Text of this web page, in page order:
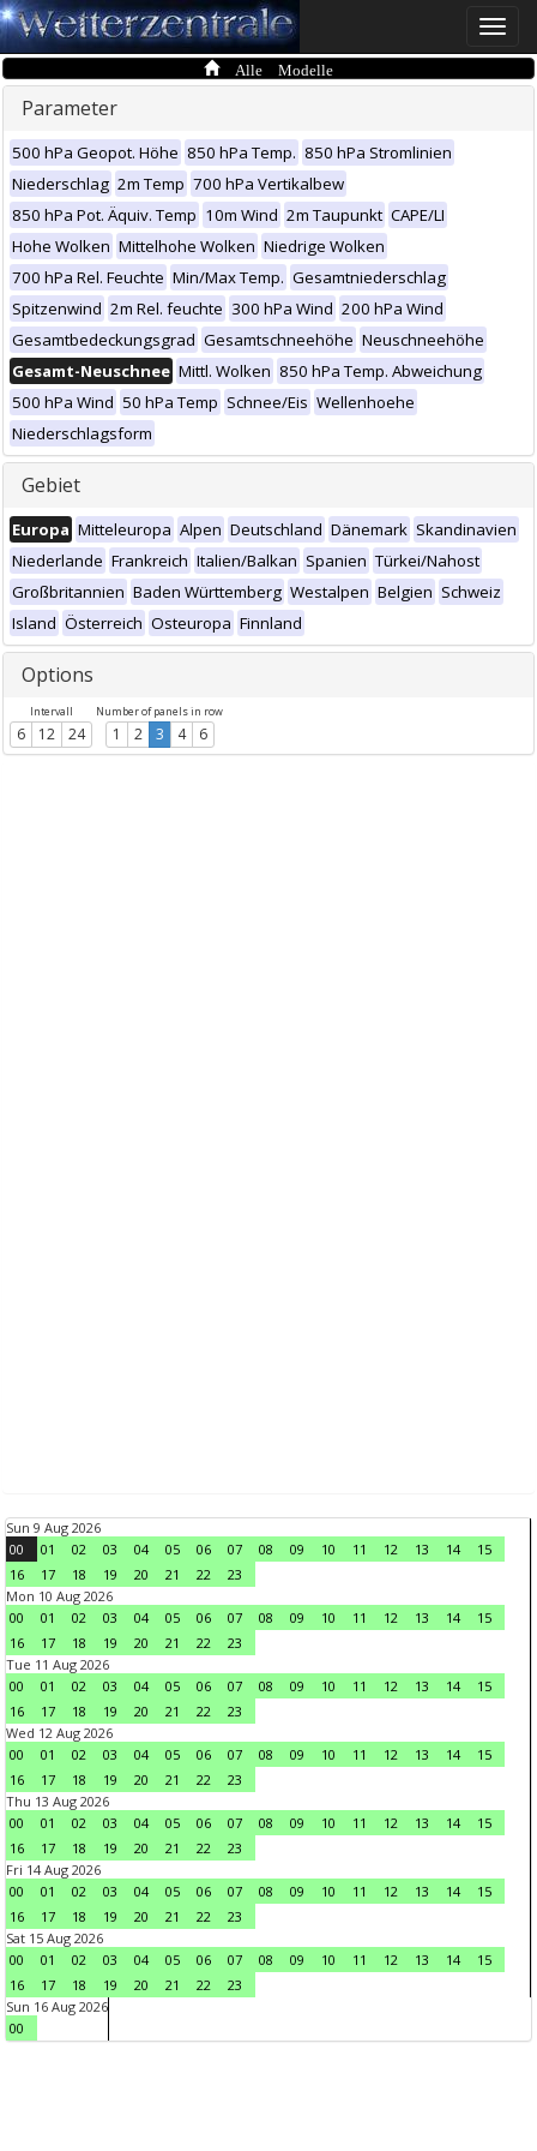
Toggle
Alle Modelle
Parameter
500 hPa Geopot. Höhe 850 hPa Temp. 850 hPa Stromlinien
Niederschlag 2m Temp 700 hPa Vertikalbew
850 hPa Pot. Äquiv. Temp 10m Wind 2m Taupunkt CAPE/LI
Hohe Wolken Mittelhohe Wolken Niedrige Wolken
700 hPa Rel. Feuchte Min/Max Temp. Gesamtniederschlag
Spitzenwind 2m Rel. feuchte 300 hPa Wind 200 hPa Wind
Gesamtbedeckungsgrad Gesamtschneehöhe Neuschneehöhe
Gesamt-Neuschnee Mittl. Wolken 850 hPa Temp. Abweichung
500 hPa Wind 50 hPa Temp Schnee/Eis Wellenhoehe
Niederschlagsform
Gebiet
Europa Mitteleuropa Alpen Deutschland Dänemark Skandinavien
Niederlande Frankreich Italien/Balkan Spanien Türkei/Nahost
Großbritannien Baden Württemberg Westalpen Belgien Schweiz
Island Österreich Osteuropa Finnland
Options
Intervall
6 12 24
Number of panels in row
1 2 3 4 6
Sun 9 Aug 2026
00
01 02 03 04 05 06 07 08 09 10 11 12 13 14
15
16
17 18 19 20 21 22
23
Mon 10 Aug 2026
00
01 02 03 04 05 06 07 08 09 10 11 12 13 14
15
16
17 18 19 20 21 22
23
Tue 11 Aug 2026
00
01 02 03 04 05 06 07 08 09 10 11 12 13 14
15
16
17 18 19 20 21 22
23
Wed 12 Aug 2026
00
01 02 03 04 05 06 07 08 09 10 11 12 13 14
15
16
17 18 19 20 21 22
23
Thu 13 Aug 2026
00
01 02 03 04 05 06 07 08 09 10 11 12 13 14
15
16
17 18 19 20 21 22
23
Fri 14 Aug 2026
00
01 02 03 04 05 06 07 08 09 10 11 12 13 14
15
16
17 18 19 20 21 22
23
Sat 15 Aug 2026
00
01 02 03 04 05 06 07 08 09 10 11 12 13 14
15
16
17 18 19 20 21 22
23
Sun 16 Aug 2026
00